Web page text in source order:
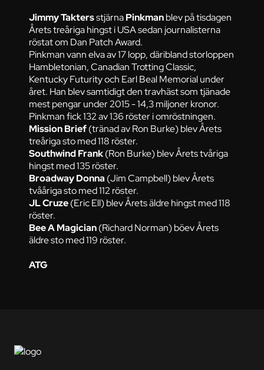
Jimmy TaktersstjärnaPinkmanblev på tisdagen
Årets treåriga hingst i USA sedan journalisterna
röstat om Dan Patch Award.
Pinkman vann elva av 17 lopp, däribland storloppen
Hambletonian, Canadian Trotting Classic,
Kentucky Futurity och Earl Beal Memorial under
året. Han blev samtidigt den travhäst som tjänade
mest pengar under 2015 - 14,3 miljoner kronor.
Pinkman fick 132 av 136 röster i omröstningen.
Mission Brief(tränad av Ron Burke) blev Årets
treåriga sto med 118 röster.
Southwind Frank(Ron Burke) blev Årets tvåriga
hingst med 135 röster.
Broadway Donna (Jim Campbell) blev Årets
tvååriga sto med 112 röster.
JL Cruze(Eric Ell) blev Årets äldre hingst med 118
röster.
Bee A Magician(Richard Norman) böev Årets
äldre sto med 119 röster.
ATG